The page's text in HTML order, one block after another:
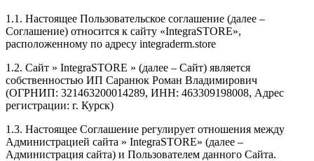
1.1. Настоящее Пользовательское соглашение (далее –
Соглашение) относится к сайту «IntegraSTORE»,
расположенному по адресу integraderm.store
1.2. Сайт » IntegraSTORE » (далее – Сайт) является
собственностью ИП Саранюк Роман Владимирович
(ОГРНИП: 321463200014289, ИНН: 463309198008, Адрес
регистрации: г. Курск)
1.3. Настоящее Соглашение регулирует отношения между
Администрацией сайта » IntegraSTORE» (далее –
Администрация сайта) и Пользователем данного Сайта.